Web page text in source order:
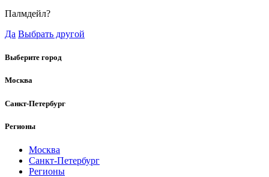
Палмдейл?
Да Выбрать другой
Выберите город
Москва
Санкт-Петербург
Регионы
Москва
Санкт-Петербург
Регионы